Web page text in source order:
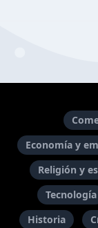
Economía y
Religión y
Tecnología
Historia